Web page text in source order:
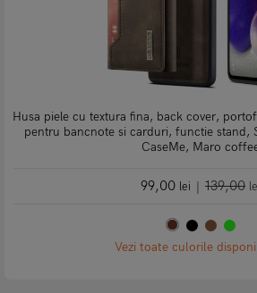
Husa piele cu textura fina, back cover,
pentru bancnote si carduri, functie stand,
CaseMe, Maro
99,00 lei 139,00
Vezi toate culorile